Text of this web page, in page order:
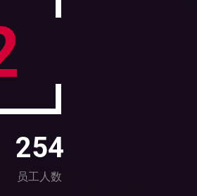
254
员工人数